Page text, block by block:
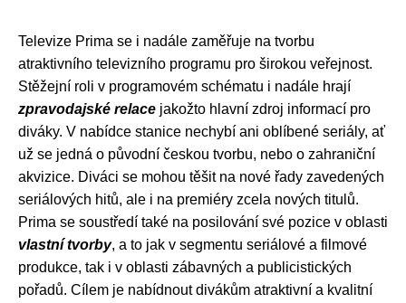
Televize Prima se i nadále zaměřuje na tvorbu
atraktivního televizního programu pro širokou veřejnost.
Stěžejní roli v programovém schématu i nadále hrají
zpravodajské relace jakožto hlavní zdroj informací pro
diváky. V nabídce stanice nechybí ani oblíbené seriály, ať
už se jedná o původní českou tvorbu, nebo o zahraniční
akvizice. Diváci se mohou těšit na nové řady zavedených
seriálových hitů, ale i na premiéry zcela nových titulů.
Prima se soustředí také na posilování své pozice v oblasti
vlastní tvorby, a to jak v segmentu seriálové a filmové
produkce, tak i v oblasti zábavných a publicistických
pořadů. Cílem je nabídnout divákům atraktivní a kvalitní